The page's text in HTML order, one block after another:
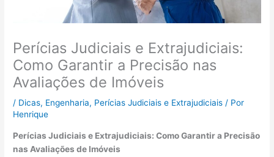
Perícias Judiciais e Extrajudiciais:
Como Garantir a Precisão nas
Avaliações de Imóveis
/ Dicas, Engenharia, Perícias Judiciais e Extrajudiciais / Por
Henrique
Perícias Judiciais e Extrajudiciais: Como Garantir a Precisão
nas Avaliações de Imóveis